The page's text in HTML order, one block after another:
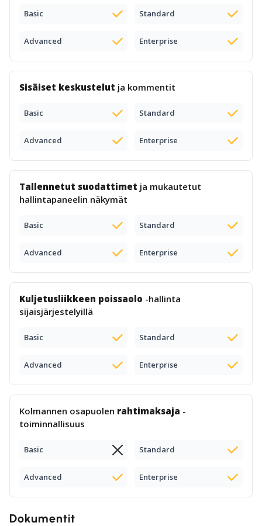
Basic Standard
Advanced Enterprise
Sisäiset keskustelut ja kommentit
Basic Standard
Advanced Enterprise
Tallennetut suodattimet ja mukautetut
hallintapaneelin näkymät
Basic Standard
Advanced Enterprise
Kuljetusliikkeen poissaolo -hallinta
sijaisjärjestelyillä
Basic Standard
Advanced Enterprise
Kolmannen osapuolen rahtimaksaja -
toiminnallisuus
Basic Standard
Advanced Enterprise
Dokumentit